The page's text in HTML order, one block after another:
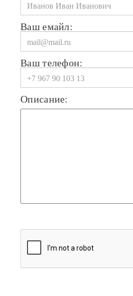
Ваш емайл:
Ваш телефон:
Описание: